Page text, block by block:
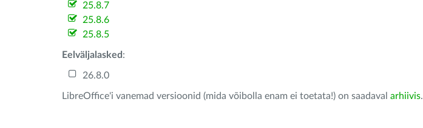
25.8.7
25.8.6
25.8.5
Eelväljalasked :
26.8.0
LibreOffice'i vanemad versioonid (mida võibolla enam ei toetata!) on saadaval arhiivis.